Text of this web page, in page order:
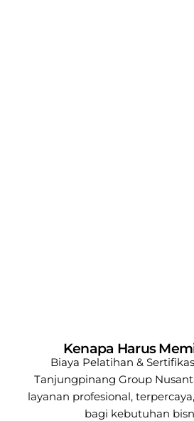
Kenapa Harus
Biaya Pelatihan &
Tanjungpinang Group
layanan profesional,
bagi kebutuhan